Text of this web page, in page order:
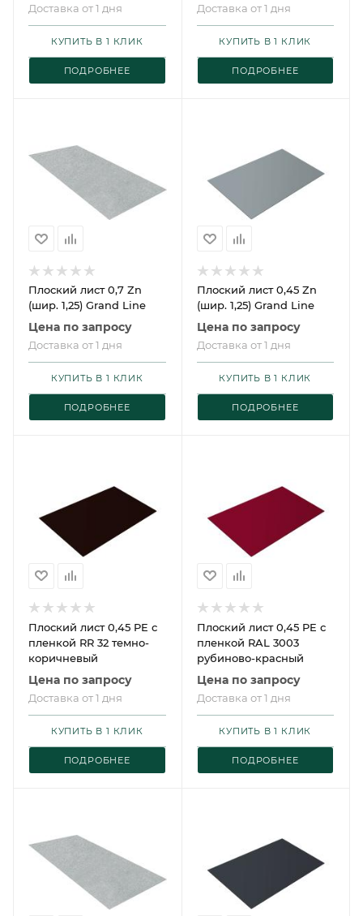
Доставка от 1 дня
ПОДРОБНЕЕ
КУПИТЬ В 1 КЛИК
Доставка от 1 дня
ПОДРОБНЕЕ
КУПИТЬ В 1 КЛИК
Плоский лист 0,7 Zn
(шир. 1,25) Grand Line
Цена по запросу
Доставка от 1 дня
ПОДРОБНЕЕ
КУПИТЬ В 1 КЛИК
Плоский лист 0,45 Zn
(шир. 1,25) Grand Line
Цена по запросу
Доставка от 1 дня
ПОДРОБНЕЕ
КУПИТЬ В 1 КЛИК
Плоский лист 0,45 PE с
пленкой RR 32 темно-
коричневый
Цена по запросу
Доставка от 1 дня
ПОДРОБНЕЕ
КУПИТЬ В 1 КЛИК
Плоский лист 0,45 PE с
пленкой RAL 3003
рубиново-красный
Цена по запросу
Доставка от 1 дня
ПОДРОБНЕЕ
КУПИТЬ В 1 КЛИК